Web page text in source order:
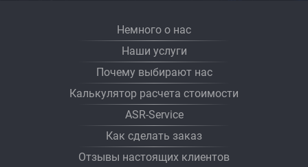
Немного о нас
Наши услуги
Почему выбирают нас
Калькулятор расчета стоимости
ASR-Service
Как сделать заказ
Отзывы настоящих клиентов